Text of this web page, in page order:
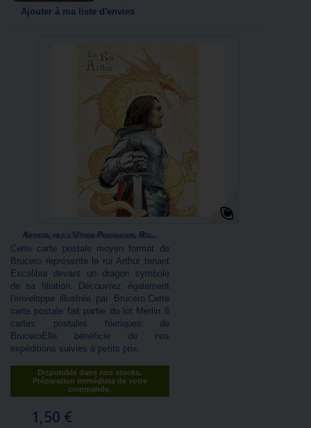
Ajouter à ma liste d'envies
Arthur, fils d'Uther Pendragon, Roi...
Cette carte postale moyen format de
Brucero représente le roi Arthur tenant
Excalibur devant un dragon symbole
de sa filiation. Découvrez également
l'enveloppe illustrée par Brucero.Cette
carte postale fait partie du lot Merlin 6
cartes postales féeriques de
BruceroElle bénéficie de nos
expéditions suivies à petits prix.
Disponible dans nos stocks.
Préparation immédiate de votre
commande.
1,50 €